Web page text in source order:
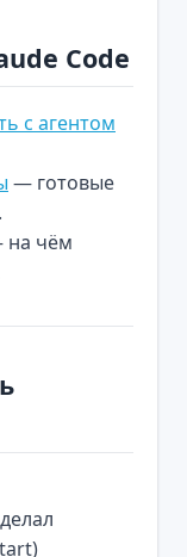
Code
с агентом
— готовые
чём